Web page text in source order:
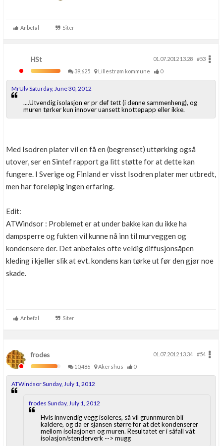
Anbefal Siter
HSt 01.07.2012 13.28
#53
39,625
Lillestrøm kommune 0
MrUlv Saturday, June 30, 2012
....Utvendig isolasjon er pr def tett (i denne sammenheng), og
muren tørker kun innover uansett knottepapp eller ikke.
Med Isodren plater vil en få en (begrenset) uttørking også
utover, ser en Sintef rapport ga litt støtte for at dette kan
fungere. I Sverige og Finland er visst Isodren plater mer utbredt,
men har foreløpig ingen erfaring.
Edit:
ATWindsor : Problemet er at under bakke kan du ikke ha
dampsperre og fukten vil kunne nå inn til murveggen og
kondensere der. Det anbefales ofte veldig diffusjonsåpen
kleding i kjeller slik at evt. kondens kan tørke ut før den gjør noe
skade.
Anbefal Siter
frodes 01.07.2012 13.34
#54
10,486
Akershus 0
ATWindsor Sunday, July 1, 2012
frodes Sunday, July 1, 2012
Hvis innvendig vegg isoleres, så vil grunnmuren bli
kaldere, og da er sjansen større for at det kondenserer
mellom isolasjonen og muren. Resultatet er i såfall våt
isolasjon/stenderverk --> mugg